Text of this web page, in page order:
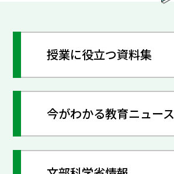
授業に役立つ資料集
今がわかる教育ニュース